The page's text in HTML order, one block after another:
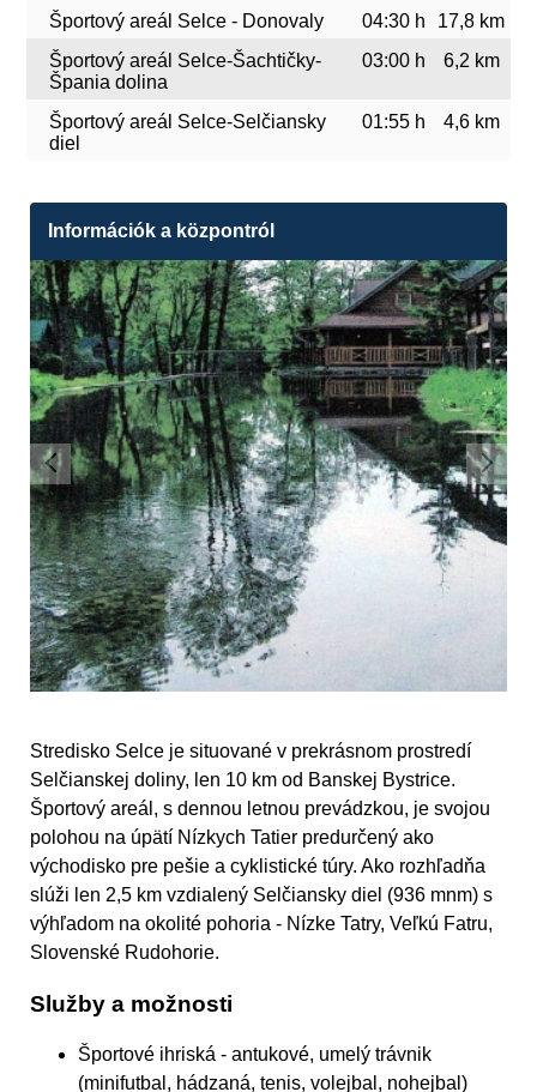
Športový areál Selce - Donovaly 04:30 h
17,8 km
Športový areál Selce-Šachtičky-
Špania dolina
03:00 h 6,2 km
Športový areál Selce-Selčiansky
diel
01:55 h 4,6 km
Információk a központról
Stredisko Selce je situované v prekrásnom prostredí
Selčianskej doliny, len 10 km od Banskej Bystrice.
Športový areál, s dennou letnou prevádzkou, je svojou
polohou na úpätí Nízkych Tatier predurčený ako
východisko pre pešie a cyklistické túry. Ako rozhľadňa
slúži len 2,5 km vzdialený Selčiansky diel (936 mnm) s
výhľadom na okolité pohoria - Nízke Tatry, Veľkú Fatru,
Slovenské Rudohorie.
Služby a možnosti
Športové ihriská - antukové, umelý trávnik
(minifutbal, hádzaná, tenis, volejbal, nohejbal)